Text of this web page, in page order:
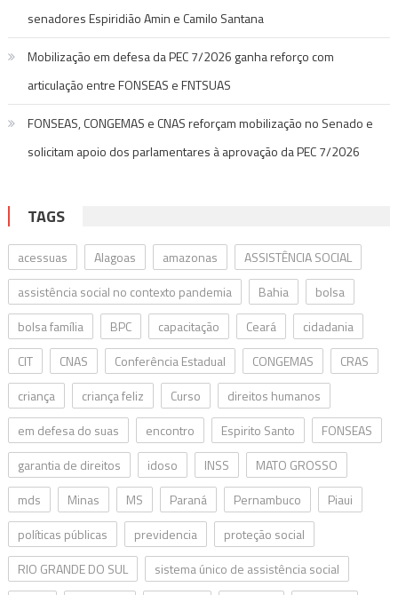
senadores Espiridião Amin e Camilo Santana
Mobilização em defesa da PEC 7/2026 ganha reforço com
articulação entre FONSEAS e FNTSUAS
FONSEAS, CONGEMAS e CNAS reforçam mobilização no Senado e
solicitam apoio dos parlamentares à aprovação da PEC 7/2026
TAGS
acessuas Alagoas amazonas
ASSISTÊNCIA SOCIAL
assistência social no contexto pandemia
Bahia
bolsa
bolsa família
BPC capacitação Ceará
cidadania
CIT
CNAS Conferência Estadual CONGEMAS
CRAS
criança
criança feliz Curso
direitos humanos
em defesa do suas
encontro Espirito Santo
FONSEAS
garantia de direitos
idoso INSS
MATO GROSSO
mds
Minas MS Paraná Pernambuco
Piaui
políticas públicas
previdencia
proteção social
RIO GRANDE DO SUL
sistema único de assistência social